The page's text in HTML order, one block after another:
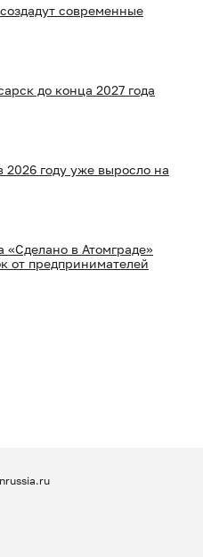
современные
до конца 2027 года
2026 году уже выросло на
«Сделано в Атомграде»
от предпринимателей